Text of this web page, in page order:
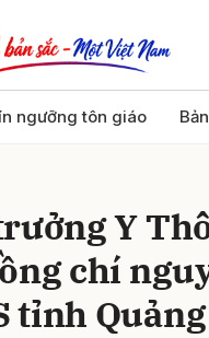
ngưỡng tôn giáo
Y
chí
tỉnh
Gửi